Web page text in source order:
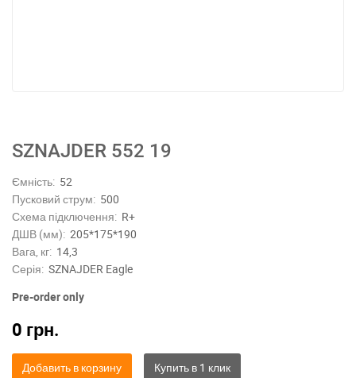
SZNAJDER 552 19
Ємність: 52
Пусковий струм: 500
Схема підключення: R+
ДШВ (мм): 205*175*190
Вага, кг: 14,3
Серія: SZNAJDER Eagle
Pre-order only
0 грн.
Добавить в корзину